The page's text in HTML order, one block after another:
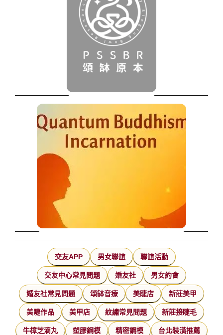
交友APP 男女聯誼 聯誼活動
交友中心常見問題 婚友社 男女約會
婚友社常見問題 頌缽音療 美睫店 新莊美甲
美睫作品 美甲店 紋繡常見問題 新莊接睫毛
牛樟芝滴丸 塑膠鋼模 精密鋼模 台北裝潢推薦